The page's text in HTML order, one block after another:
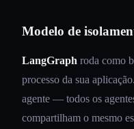
Modelo de
LangGraph roda como
processo da sua
agente — todos os
compartilham o mesmo